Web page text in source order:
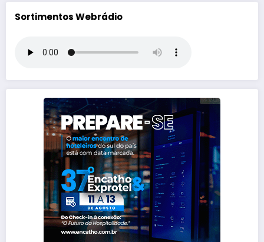
Sortimentos Webrádio